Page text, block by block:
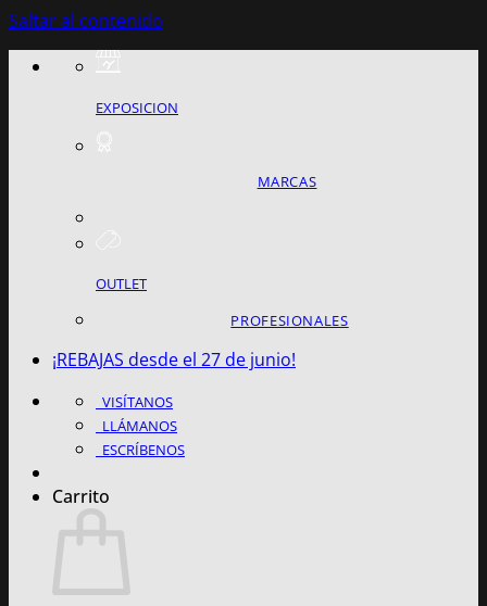
Saltar al contenido
EXPOSICION
MARCAS
OUTLET
PROFESIONALES
¡REBAJAS desde el 27 de junio!
VISÍTANOS
LLÁMANOS
ESCRÍBENOS
Carrito